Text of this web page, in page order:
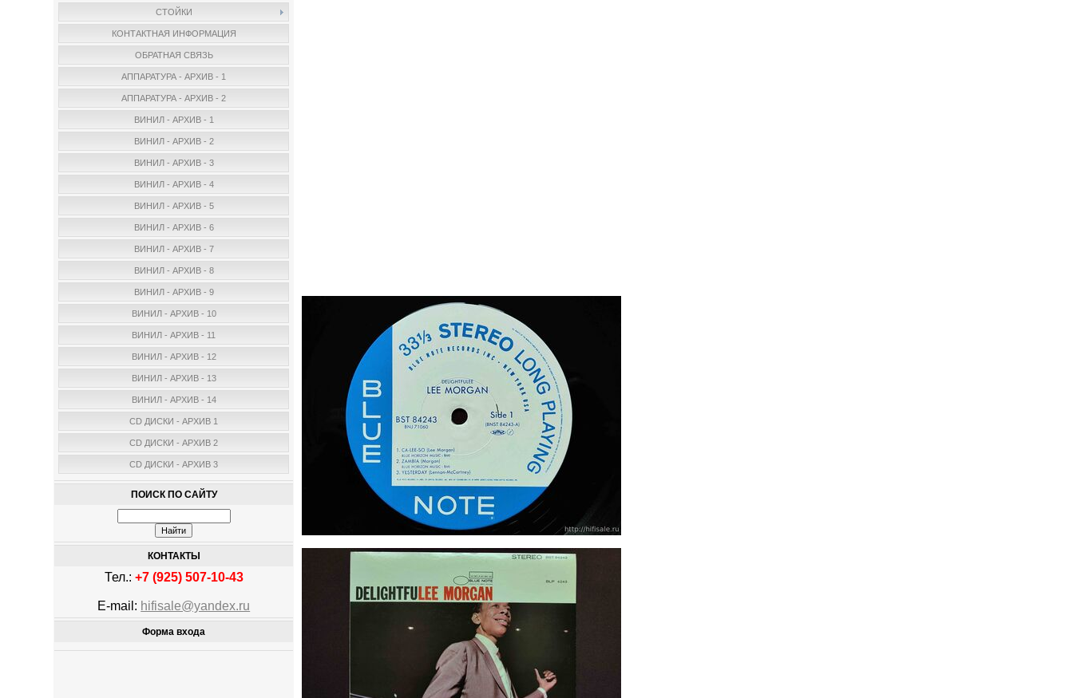
СТОЙКИ
КОНТАКТНАЯ ИНФОРМАЦИЯ
ОБРАТНАЯ СВЯЗЬ
АППАРАТУРА - АРХИВ - 1
АППАРАТУРА - АРХИВ - 2
ВИНИЛ - АРХИВ - 1
ВИНИЛ - АРХИВ - 2
ВИНИЛ - АРХИВ - 3
ВИНИЛ - АРХИВ - 4
ВИНИЛ - АРХИВ - 5
ВИНИЛ - АРХИВ - 6
ВИНИЛ - АРХИВ - 7
ВИНИЛ - АРХИВ - 8
ВИНИЛ - АРХИВ - 9
ВИНИЛ - АРХИВ - 10
ВИНИЛ - АРХИВ - 11
ВИНИЛ - АРХИВ - 12
ВИНИЛ - АРХИВ - 13
ВИНИЛ - АРХИВ - 14
CD ДИСКИ - АРХИВ 1
CD ДИСКИ - АРХИВ 2
CD ДИСКИ - АРХИВ 3
ПОИСК ПО САЙТУ
КОНТАКТЫ
Тел.: +7 (925) 507-10-43
E-mail: hifisale@yandex.ru
Форма входа